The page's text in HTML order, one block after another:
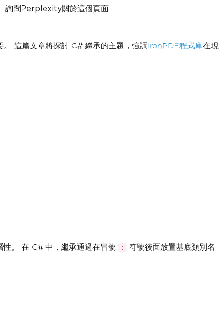
詢問Perplexity關於這個頁面
。 這篇文章將探討 C# 繼承的主題，強調IronPDF程式庫在現
性。 在 C# 中，繼承通過在冒號 :
符號後面放置基底類別名